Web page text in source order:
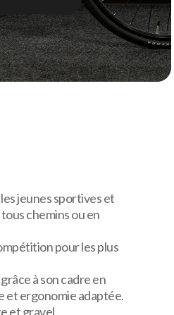
jeunes sportives et
chemins ou en
pour les plus
à son cadre en
et ergonomie adaptée.
et gravel.